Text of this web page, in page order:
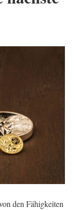
den Fähigkeiten